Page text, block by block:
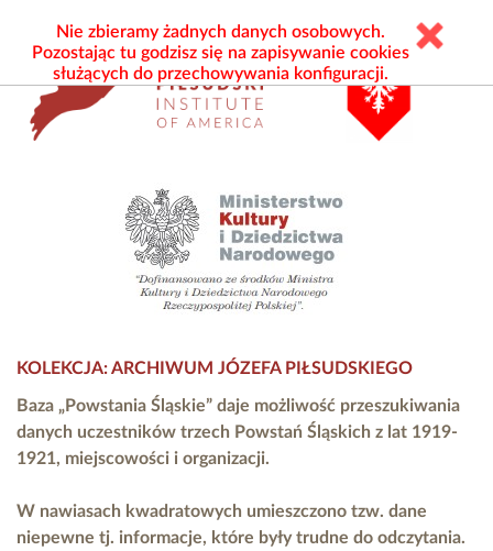
KOLEKCJA: ARCHIWUM JÓZEFA PIŁSUDSKIEGO
Baza „Powstania Śląskie” daje możliwość przeszukiwania
danych uczestników trzech Powstań Śląskich z lat 1919-
1921, miejscowości i organizacji.
W nawiasach kwadratowych umieszczono tzw. dane
niepewne tj. informacje, które były trudne do odczytania.
Nie zbieramy żadnych danych osobowych.
Pozostając tu godzisz się na zapisywanie cookies
służących do przechowywania konfiguracji.